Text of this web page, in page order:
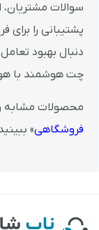
سوالات
پشتیبانی را برای
دنبال بهبود
چت هوشمند با
محصولات مشابه
فروشگاهی»